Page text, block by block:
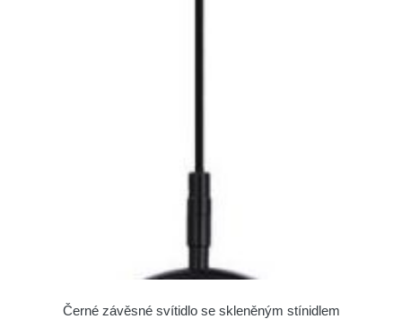
Černé závěsné svítidlo se skleněným stínidlem